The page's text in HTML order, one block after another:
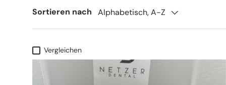
Sortieren nach Alphabetisch, A-Z
Vergleichen